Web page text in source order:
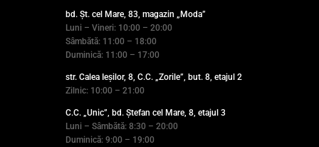
bd. Șt. cel Mare, 83, magazin „Moda”
Luni – Vineri: 10:00 – 20:00
Sâmbătă: 11:00 – 18:00
Duminică: 11:00 – 17:00
str. Calea Ieșilor, 8, C.C. „Zorile”, but. 8, etajul 2
Zilnic: 10:00 – 21:00
C.C. „Unic”, bd. Ștefan cel Mare, 8, etajul 3
Luni – Sâmbătă: 8:30 – 20:00
Duminică: 9:00 – 19:00